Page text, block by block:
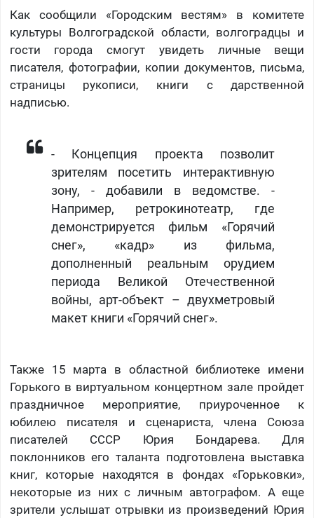
Как сообщили «Городским вестям» в комитете
культуры Волгоградской области, волгоградцы и
гости города смогут увидеть личные вещи
писателя, фотографии, копии документов, письма,
страницы рукописи, книги с дарственной
надписью.
- Концепция проекта позволит
зрителям посетить интерактивную
зону, - добавили в ведомстве. -
Например, ретрокинотеатр, где
демонстрируется фильм «Горячий
снег», «кадр» из фильма,
дополненный реальным орудием
периода Великой Отечественной
войны, арт-объект – двухметровый
макет книги «Горячий снег».
Также 15 марта в областной библиотеке имени
Горького в виртуальном концертном зале пройдет
праздничное мероприятие, приуроченное к
юбилею писателя и сценариста, члена Союза
писателей СССР Юрия Бондарева. Для
поклонников его таланта подготовлена выставка
книг, которые находятся в фондах «Горьковки»,
некоторые из них с личным автографом. А еще
зрители услышат отрывки из произведений Юрия